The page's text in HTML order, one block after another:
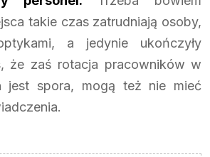
takie czas zatrudniają osoby,
a jedynie ukończyły
że zaś rotacja pracowników w
jest spora, mogą też nie mieć